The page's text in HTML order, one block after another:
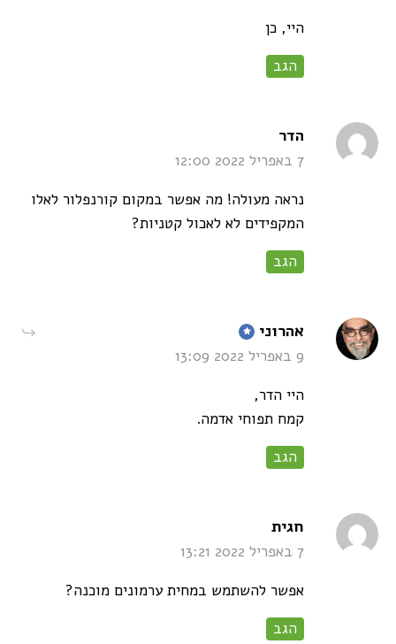
היי, כן
הגב
הדר
7 באפריל 2022 12:00
נראה מעולה! מה אפשר במקום קורנפלור לאלו
המקפידים לא לאכול קטניות?
הגב
אהרוני says:
9 באפריל 2022 13:09
היי הדר,
קמח תפוחי אדמה.
הגב
חגיתsays:
7 באפריל 2022 13:21
אפשר להשתמש במחית ערמונים מוכנה?
הגב